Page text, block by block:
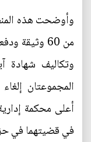
وأوضحت هذه
وتكاليف شهادة
المجموعتان
أعلى محكمة
في قضيتهما في